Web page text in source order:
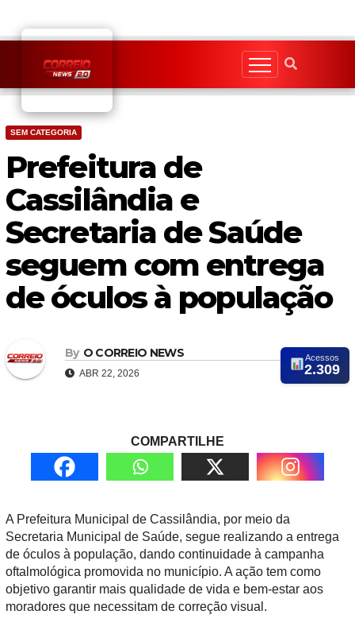
content
SEM CATEGORIA
Prefeitura de
Cassilândia e
Secretaria de Saúde
seguem com entrega
de óculos à população
By O CORREIO NEWS
ABR 22, 2026
Acessos
2.309
COMPARTILHE
A Prefeitura Municipal de Cassilândia, por meio da
Secretaria Municipal de Saúde, segue realizando a entrega
de óculos à população, dando continuidade à campanha
oftalmológica promovida no município. A ação tem como
objetivo garantir mais qualidade de vida e bem-estar aos
moradores que necessitam de correção visual.